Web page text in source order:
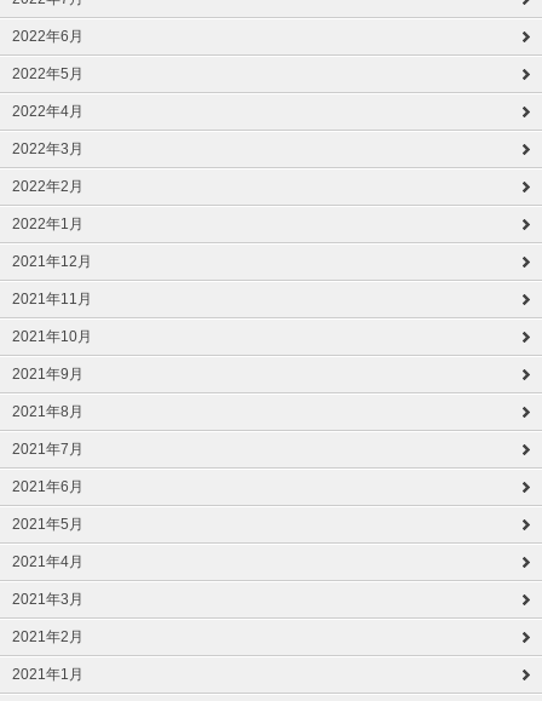
2022年6月
2022年5月
2022年4月
2022年3月
2022年2月
2022年1月
2021年12月
2021年11月
2021年10月
2021年9月
2021年8月
2021年7月
2021年6月
2021年5月
2021年4月
2021年3月
2021年2月
2021年1月